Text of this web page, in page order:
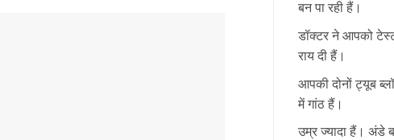
बन पा रही हैं।
डॉक्टर ने आपको
राय दी हैं।
आपकी दोनों ट्यूब
में गांठ हैं।
उम्र ज्यादा हैं। अंडे